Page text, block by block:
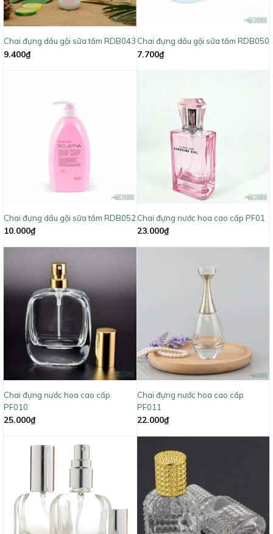
Chai đựng dầu gội sữa tắm RDB043
9.400₫
Chai đựng dầu gội sữa tắm RDB050
7.700₫
Chai đựng dầu gội sữa tắm RDB052
10.000₫
Chai đựng nước hoa cao cấp PF01
23.000₫
Chai đựng nước hoa cao cấp
PF010
25.000₫
Chai đựng nước hoa cao cấp
PF011
22.000₫